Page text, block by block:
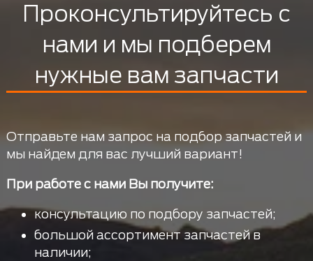
Проконсультируйтесь с
нами и мы подберем
нужные вам запчасти
Отправьте нам запрос на подбор запчастей и
мы найдем для вас лучший вариант!
При работе с нами Вы получите:
консультацию по подбору запчастей;
большой ассортимент запчастей в
наличии;